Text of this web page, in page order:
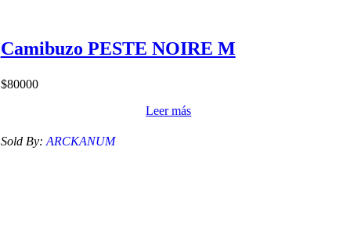
Camibuzo PESTE NOIRE M
$80000
Leer más
Sold By: ARCKANUM